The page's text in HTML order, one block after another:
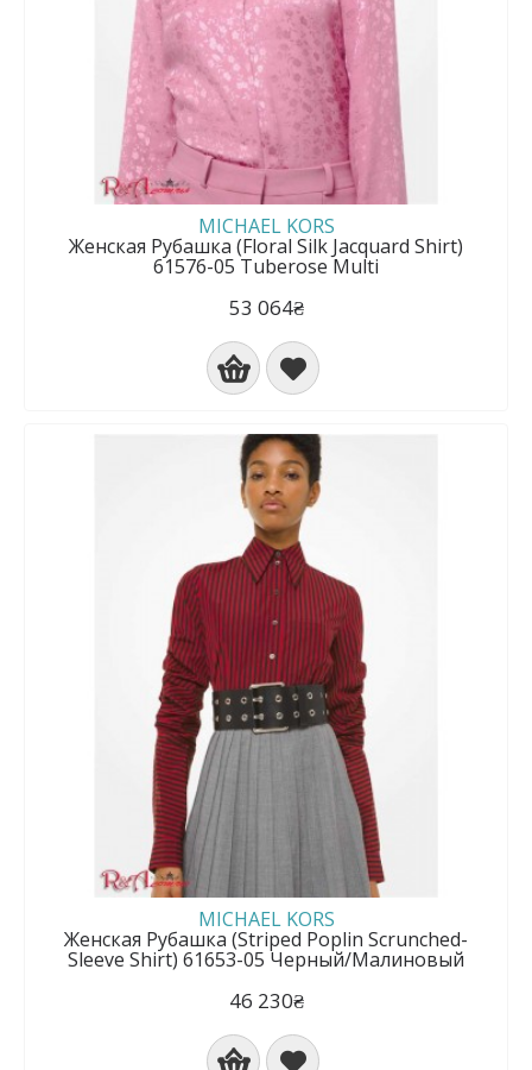
MICHAEL KORS
Женская Рубашка (Floral Silk Jacquard Shirt)
61576-05 Tuberose Multi
53 064₴
MICHAEL KORS
Женская Рубашка (Striped Poplin Scrunched-
Sleeve Shirt) 61653-05 Черный/Малиновый
46 230₴